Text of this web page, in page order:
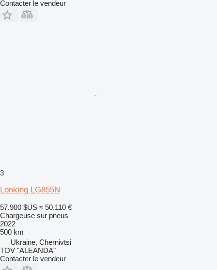
Contacter le vendeur
3
Lonking LG855N
57.900 $US ≈ 50.110 €
Chargeuse sur pneus
2022
500 km
Ukraine, Chernivtsi
TOV "ALEANDA"
Contacter le vendeur